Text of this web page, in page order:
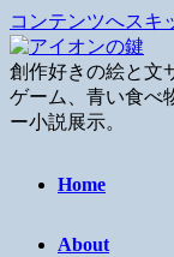
コンテンツへスキ
創作好きの絵と文
ゲーム、青い食べ
ー小説展示。
Home
About